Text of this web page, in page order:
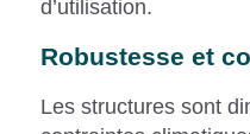
d’utilisation.
Robustesse et
Les structures sont